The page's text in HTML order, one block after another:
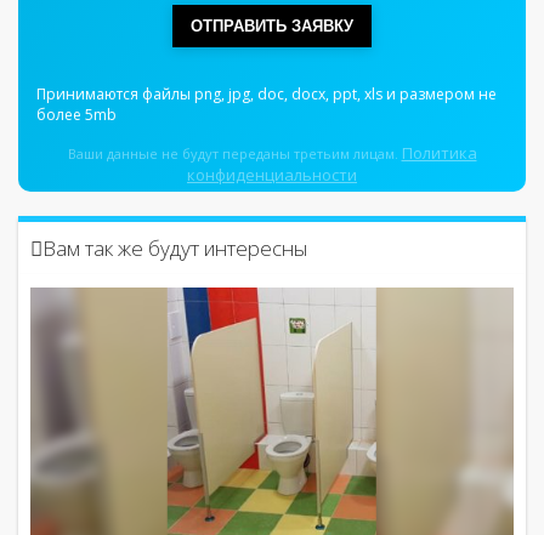
ОТПРАВИТЬ ЗАЯВКУ
Принимаются файлы png, jpg, doc, docx, ppt, xls и размером не
более 5mb
Ваши данные не будут переданы третьим лицам. Политика
конфиденциальности
Вам так же будут интересны